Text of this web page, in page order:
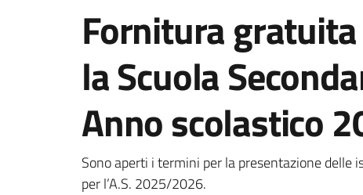
Fornitura
la Scuola
Anno scolastico
Dettagli della notizia
Sono aperti i termini per la presentazione delle
per l’A.S. 2025/2026.